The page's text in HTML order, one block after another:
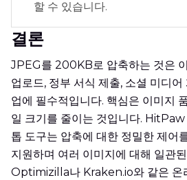
할 수 있습니다.
결론
JPEG를 200KB로 압축하는 것은
업로드, 정부 서식 제출, 소셜 미디
업에 필수적입니다. 핵심은 이미지
일 크기를 줄이는 것입니다.
톱 도구는 압축에 대한 정밀한 제어
지원하며 여러 이미지에 대해 일관
Optimizilla나 Kraken.io와 같은 온